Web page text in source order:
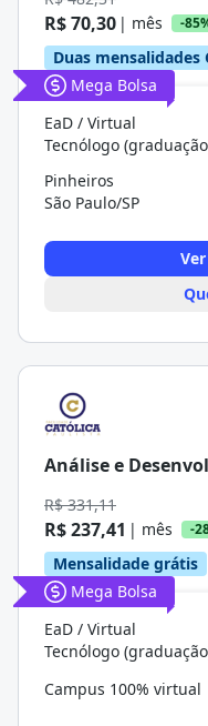
R$ 70,30 | mês -
Duas mensalidades
Mega Bolsa
EaD / Virtual
Tecnólogo
Pinheiros
São Paulo/SP
Análise e
R$ 331,11
R$ 237,41 | mês -
Mensalidade grátis
Mega Bolsa
EaD / Virtual
Tecnólogo
Campus 100% virtual